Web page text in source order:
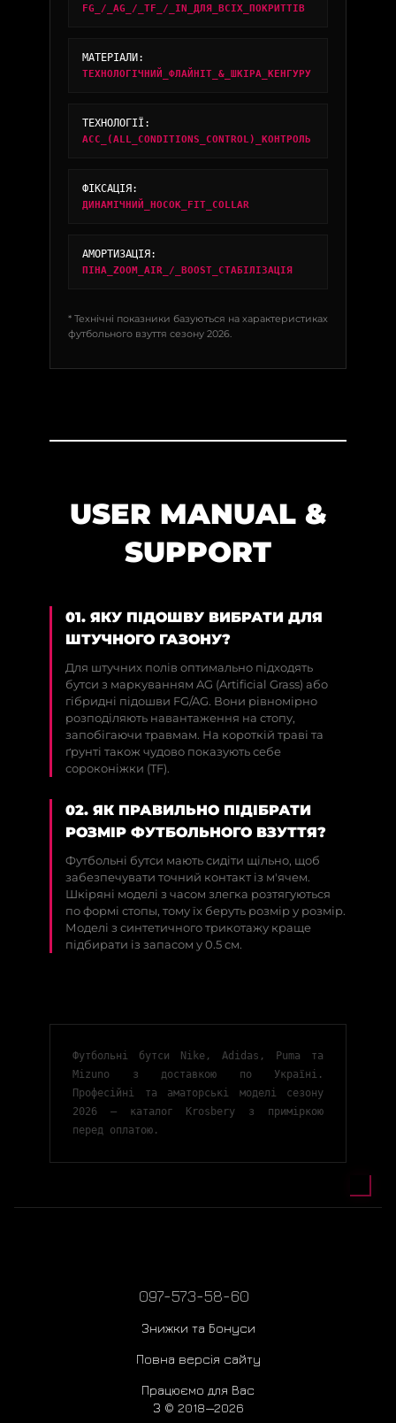
FG_/_AG_/_TF_/_IN_ДЛЯ_ВСІХ_ПОКРИТТІВ
МАТЕРІАЛИ:
ТЕХНОЛОГІЧНИЙ_ФЛАЙНІТ_&_ШКІРА_КЕНГУРУ
ТЕХНОЛОГІЇ:
ACC_(ALL_CONDITIONS_CONTROL)_КОНТРОЛЬ
ФІКСАЦІЯ:
ДИНАМІЧНИЙ_НОСОК_FIT_COLLAR
АМОРТИЗАЦІЯ:
ПІНА_ZOOM_AIR_/_BOOST_СТАБІЛІЗАЦІЯ
* Технічні показники базуються на характеристиках
футбольного взуття сезону 2026.
USER MANUAL &
SUPPORT
01. ЯКУ ПІДОШВУ ВИБРАТИ ДЛЯ
ШТУЧНОГО ГАЗОНУ?
Для штучних полів оптимально підходять
бутси з маркуванням AG (Artificial Grass) або
гібридні підошви FG/AG. Вони рівномірно
розподіляють навантаження на стопу,
запобігаючи травмам. На короткій траві та
ґрунті також чудово показують себе
сороконіжки (TF).
02. ЯК ПРАВИЛЬНО ПІДІБРАТИ
РОЗМІР ФУТБОЛЬНОГО ВЗУТТЯ?
Футбольні бутси мають сидіти щільно, щоб
забезпечувати точний контакт із м'ячем.
Шкіряні моделі з часом злегка розтягуються
по формі стопы, тому їх беруть розмір у розмір.
Моделі з синтетичного трикотажу краще
підбирати із запасом у 0.5 см.
Футбольні бутси Nike, Adidas, Puma та
Mizuno з доставкою по Україні.
Професійні та аматорські моделі сезону
2026 — каталог Krosbery з приміркою
перед оплатою.
097-573-58-60
Знижки та Бонуси
Повна версія сайту
Працюємо для Вас
З © 2018—2026